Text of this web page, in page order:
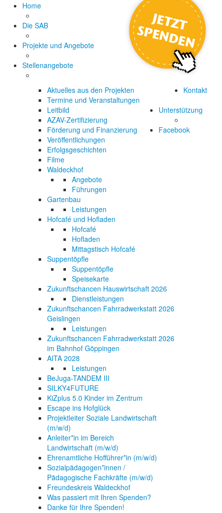
Home
Aktuelles aus den Projekten
Termine und Veranstaltungen
Die SAB
Leitbild
AZAV-Zertifizierung
Förderung und Finanzierung
Veröffentlichungen
Erfolgsgeschichten
Filme
Projekte und Angebote
Waldeckhof
Angebote
Führungen
Gartenbau
Leistungen
Hofcafé und Hofladen
Hofcafé
Hofladen
Mittagstisch Hofcafé
Suppentöpfle
Suppentöpfle
Speisekarte
Zukunftschancen Hauswirtschaft 2026
Dienstleistungen
Zukunftschancen Fahrradwerkstatt 2026
Geislingen
Leistungen
Zukunftschancen Fahrradwerkstatt 2026
im Bahnhof Göppingen
AITA 2028
Leistungen
BeJuga-TANDEM III
SILKY4FUTURE
KiZplus 5.0 Kinder im Zentrum
Escape ins Hofglück
Stellenangebote
Projektleiter Soziale Landwirtschaft
(m/w/d)
Anleiter*in im Bereich
Landwirtschaft (m/w/d)
Ehrenamtliche Hofführer*in (m/w/d)
Sozialpädagogen*innen /
Pädagogische Fachkräfte (m/w/d)
Kontakt
Unterstützung
Freundeskreis Waldeckhof
Was passiert mit Ihren Spenden?
Danke für Ihre Spenden!
Facebook